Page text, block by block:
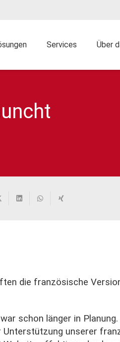
Services Über
die französische
schon länger in
unserer